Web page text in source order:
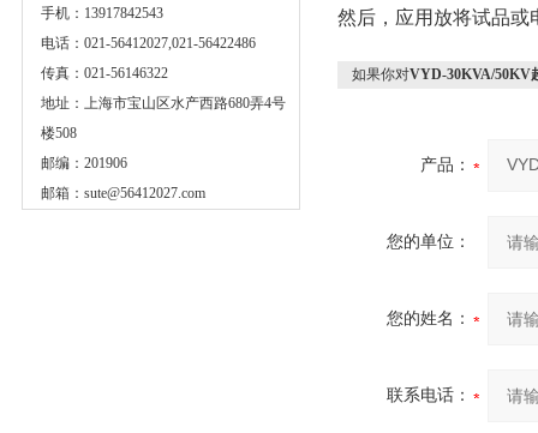
手机：13917842543
电话：021-56412027,021-56422486
传真：021-56146322
地址：上海市宝山区水产西路680弄4号
楼508
邮编：201906
邮箱： sute@56412027.com
然后，应用放将试品或
如果你对VYD-30KVA/50KV
产品：
您的单位：
您的姓名：
联系电话：